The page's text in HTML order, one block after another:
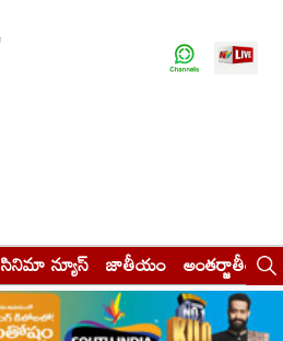
సినిమా న్యూస్ జాతీయం అంతర్జాతీయం